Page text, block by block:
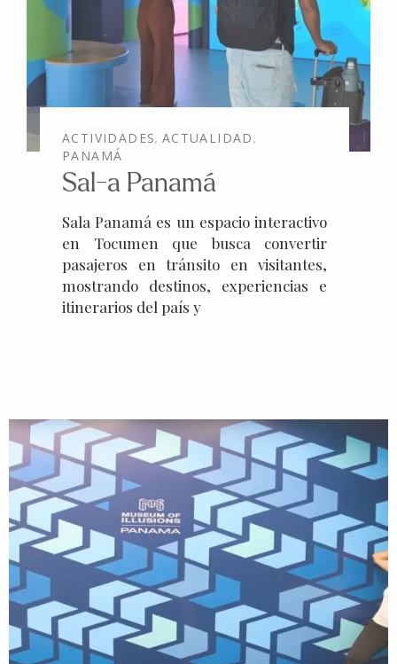
ACTIVIDADES, ACTUALIDAD,
PANAMÁ
Sal-a Panamá
Sala Panamá es un espacio interactivo
en Tocumen que busca convertir
pasajeros en tránsito en visitantes,
mostrando destinos, experiencias e
itinerarios del país y